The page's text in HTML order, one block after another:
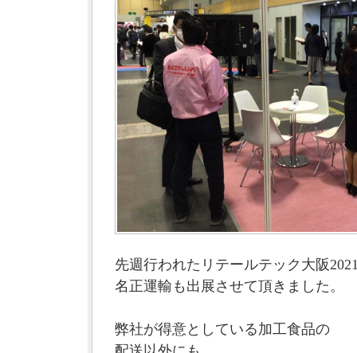
先週行われたリテールテック大阪
名正運輸も出展させて頂きました。
弊社が得意としている加工食品の